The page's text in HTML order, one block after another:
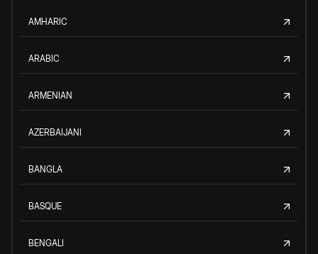
AMHARIC
ARABIC
ARMENIAN
AZERBAIJANI
BANGLA
BASQUE
BENGALI